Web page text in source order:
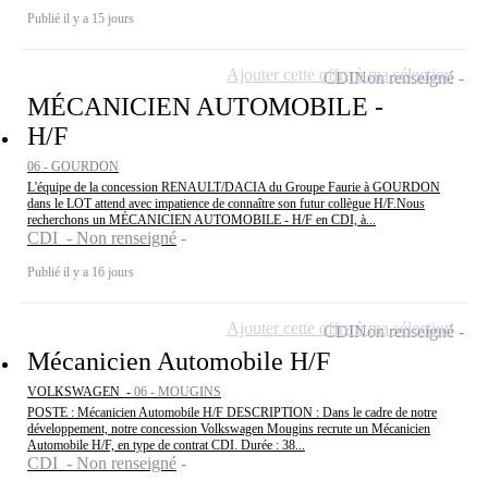
Publié il y a 15 jours
MÉCANICIEN AUTOMOBILE -
H/F
06 - GOURDON
L'équipe de la concession RENAULT/DACIA du Groupe Faurie à GOURDON
dans le LOT attend avec impatience de connaître son futur collègue H/F.Nous
recherchons un MÉCANICIEN AUTOMOBILE - H/F en CDI, à...
CDI - Non renseigné
Publié il y a 16 jours
CDINon renseigné
Ajouter cette offre à ma sélection
Mécanicien Automobile H/F
VOLKSWAGEN - 06 - MOUGINS
POSTE : Mécanicien Automobile H/F DESCRIPTION : Dans le cadre de notre
développement, notre concession Volkswagen Mougins recrute un Mécanicien
Automobile H/F, en type de contrat CDI. Durée : 38...
CDI - Non renseigné
CDINon renseigné
Ajouter cette offre à ma sélection